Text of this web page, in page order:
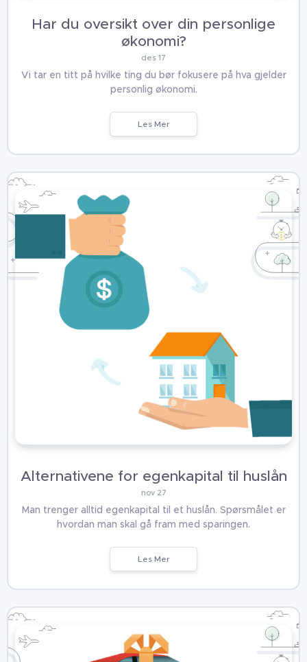
Har du oversikt over din personlige
økonomi?
des 17
Vi tar en titt på hvilke ting du bør fokusere på hva gjelder
personlig økonomi.
Les Mer
Alternativene for egenkapital til huslån
nov 27
Man trenger alltid egenkapital til et huslån. Spørsmålet er
hvordan man skal gå fram med sparingen.
Les Mer